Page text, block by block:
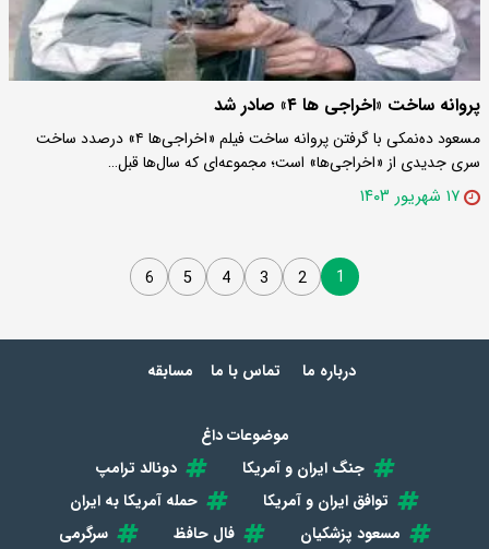
پروانه ساخت «اخراجی ها ۴» صادر شد
مسعود ده‌نمکی با گرفتن پروانه ساخت فیلم «اخراجی‌ها ۴» درصدد ساخت
سری جدیدی از «اخراجی‌ها» است؛ مجموعه‌ای که سال‌ها قبل…
۱۷ شهریور ۱۴۰۳
1
2
3
4
5
6
درباره ما تماس با ما مسابقه
موضوعات داغ
جنگ ایران و آمریکا
دونالد ترامپ
توافق ایران و آمریکا
حمله آمریکا به ایران
مسعود پزشکیان
فال حافظ سرگرمی